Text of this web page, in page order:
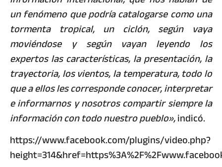
un fenómeno que podría catalogarse como una
tormenta tropical, un ciclón, según vaya
moviéndose y según vayan leyendo los
expertos las características, la presentación, la
trayectoria, los vientos, la temperatura, todo lo
que a ellos les corresponde conocer, interpretar
e informarnos y nosotros compartir siempre la
información con todo nuestro pueblo»,indicó.
https://www.facebook.com/plugins/video.php?